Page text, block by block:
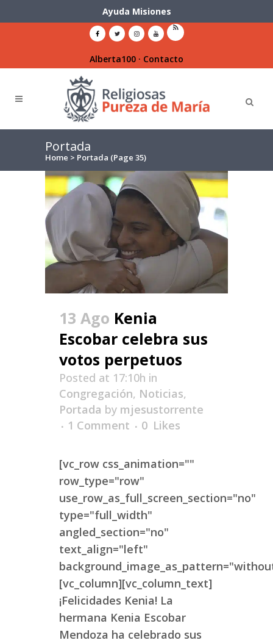
Ayuda Misiones
Alberta100 · Contacto
Portada
Home > Portada (Page 35)
13 Ago Kenia
Escobar celebra sus
votos perpetuos
Posted at 17:10h in
Congregación, Noticias,
Portada by mjesustorrente
1 Comment
0 Likes
[vc_row css_animation=""
row_type="row"
use_row_as_full_screen_section="no"
type="full_width"
angled_section="no"
text_align="left"
[vc_column][vc_column_text]
¡Felicidades Kenia! La
hermana Kenia Escobar
Mendoza ha celebrado sus